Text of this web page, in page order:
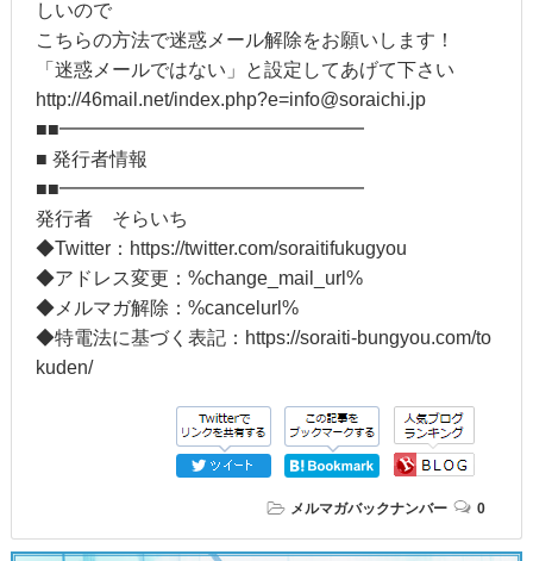
しいので
こちらの方法で迷惑メール解除をお願いします！
「迷惑メールではない」と設定してあげて下さい
http://46mail.net/index.php?e=info@soraichi.jp
■■━━━━━━━━━━━━━━━━
■ 発行者情報
■■━━━━━━━━━━━━━━━━
発行者 そらいち
◆Twitter：https://twitter.com/soraitifukugyou
◆アドレス変更：%change_mail_url%
◆メルマガ解除：%cancelurl%
◆特電法に基づく表記：https://soraiti-bungyou.com/to
kuden/
メルマガバックナンバー 0